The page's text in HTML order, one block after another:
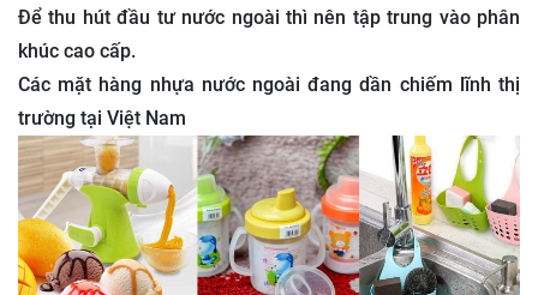
Để thu hút đầu tư nước ngoài thì nên tập trung vào phân
khúc cao cấp.
Các mặt hàng nhựa nước ngoài đang dần chiếm lĩnh thị
trường tại Việt Nam